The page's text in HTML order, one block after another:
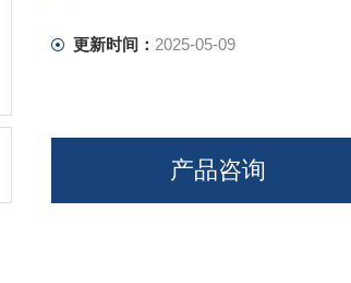
更新时间： 2025-05-09
产品咨询